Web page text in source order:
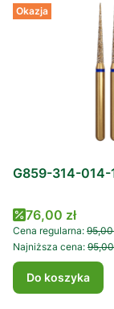
Okazja
G859-314-014-
Cena
76,00 zł
Cena regularna: 95,00
Najniższa cena: 95,00
Do koszyka